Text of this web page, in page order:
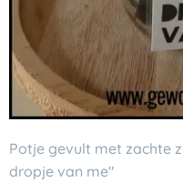
Potje gevult met zachte
dropje van me"